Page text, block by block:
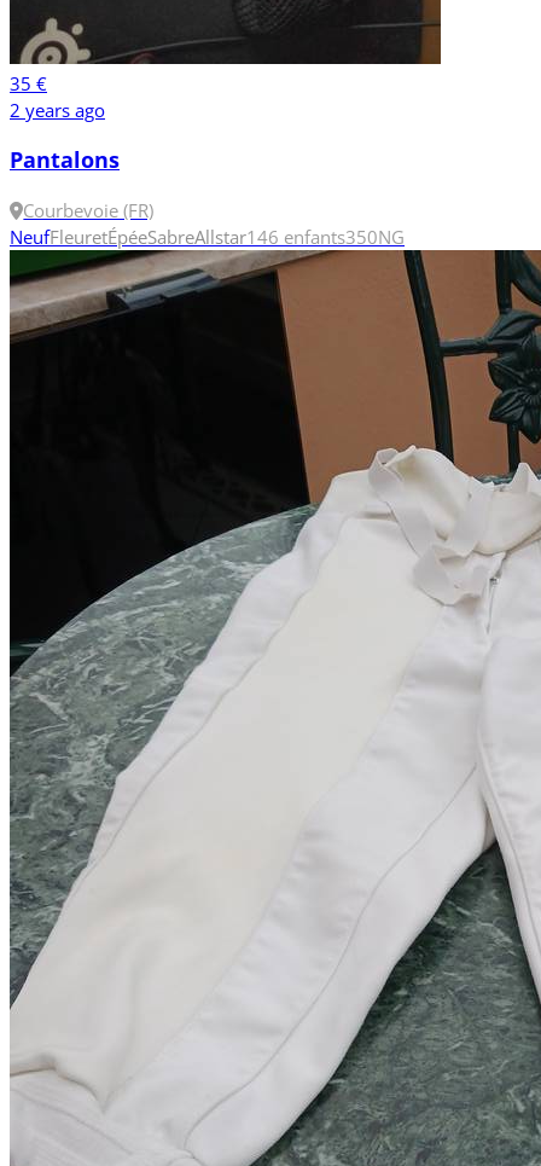
35 €
2 years ago
Pantalons
Courbevoie (FR)
NeufFleuretÉpéeSabreAllstar146 enfants350NG